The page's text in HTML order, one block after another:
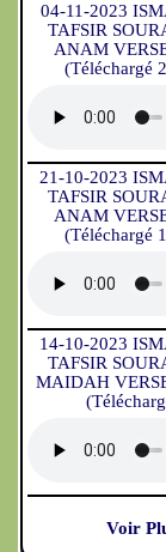
04-11-2023
TAFSIR
ANAM
(Téléchargé
21-10-2023
TAFSIR
ANAM
(Téléchargé
14-10-2023
TAFSIR
MAIDAH
Voir